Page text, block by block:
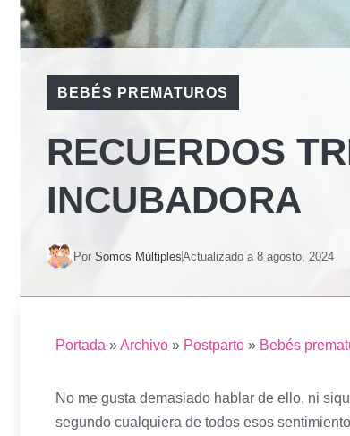
BEBÉS PREMATUROS
RECUERDOS
INCUBADORA
Por Somos MúltiplesActualizado a 8 agosto, 2024
Portada »Archivo » Postparto » Bebés
No me gusta demasiado hablar de ello, ni
segundo cualquiera de todos esos